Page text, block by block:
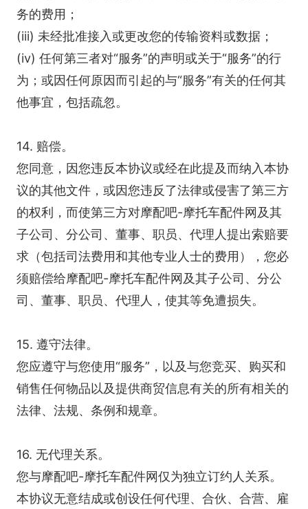
务的费用；
(iii) 未经批准接入或更改您的传输资料或数据；
(iv) 任何第三者对“服务”的声明或关于“服务”的行
为；或因任何原因而引起的与“服务”有关的任何其
他事宜，包括疏忽。
14. 赔偿。
您同意，因您违反本协议或经在此提及而纳入本协
议的其他文件，或因您违反了法律或侵害了第三方
的权利，而使第三方对摩配吧-摩托车配件网及其
子公司、分公司、董事、职员、代理人提出索赔要
求（包括司法费用和其他专业人士的费用），您必
须赔偿给摩配吧-摩托车配件网及其子公司、分公
司、董事、职员、代理人，使其等免遭损失。
15. 遵守法律。
您应遵守与您使用“服务”，以及与您竞买、购买和
销售任何物品以及提供商贸信息有关的所有相关的
法律、法规、条例和规章。
16. 无代理关系。
您与摩配吧-摩托车配件网仅为独立订约人关系。
本协议无意结成或创设任何代理、合伙、合营、雇